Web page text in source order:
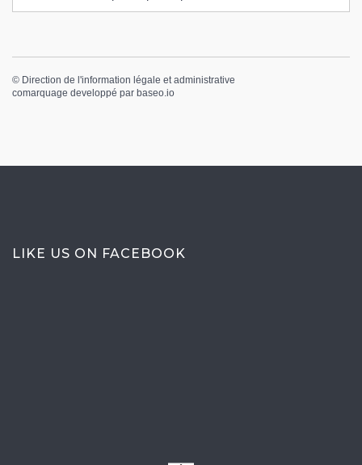
© Direction de l'information légale et administrative
comarquage developpé par baseo.io
LIKE US ON FACEBOOK